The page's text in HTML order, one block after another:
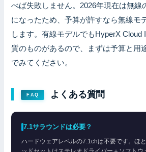
べば失敗しません。2026年現在は無線
になったため、予算が許すなら無線モ
します。有線モデルでもHyperX Cloud
質のものがあるので、まずは予算と用
でみてください。
FAQ よくある質問
7.1サラウンドは必要？
ハードウェアレベルの7.1chは不要です。ほ